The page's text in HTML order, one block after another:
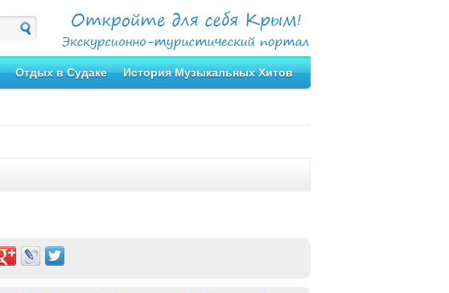
Отдых в Судаке История Музыкальных Хитов